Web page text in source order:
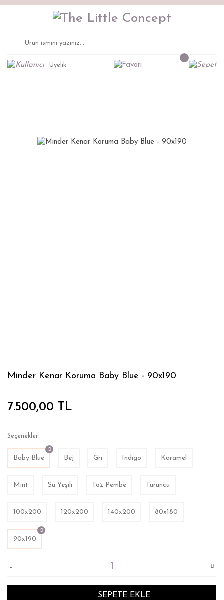
Üyelik
Minder Kenar Koruma Baby Blue - 90x190
7.500,00 TL
Seçenekler
Baby Blue Bej Gri Indigo Karamel
Mint Su Yeşili Toz Pembe Turuncu
100x200 120x200 140x200 80x180
90x190
SEPETE EKLE